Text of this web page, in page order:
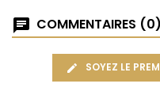
COMMENTAIRES (0)
SOYEZ LE